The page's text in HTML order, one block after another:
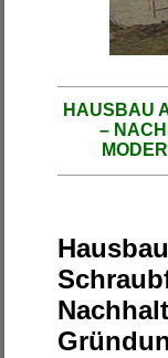
HAUSBAU
–